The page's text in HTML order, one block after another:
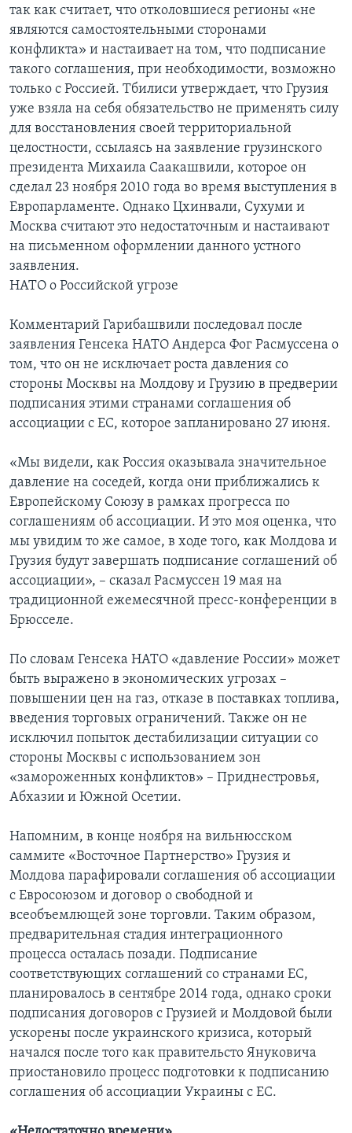
так как считает, что отколовшиеся регионы «не
являются самостоятельными сторонами
конфликта» и настаивает на том, что подписание
такого соглашения, при необходимости, возможно
только с Россией. Тбилиси утверждает, что Грузия
уже взяла на себя обязательство не применять силу
для восстановления своей территориальной
целостности, ссылаясь на заявление грузинского
президента Михаила Саакашвили, которое он
сделал 23 ноября 2010 года во время выступления в
Европарламенте. Однако Цхинвали, Сухуми и
Москва считают это недостаточным и настаивают
на письменном оформлении данного устного
заявления.
НАТО о Российской угрозе
Комментарий Гарибашвили последовал после
заявления Генсека НАТО Андерса Фог Расмуссена о
том, что он не исключает роста давления со
стороны Москвы на Молдову и Грузию в предверии
подписания этими странами соглашения об
ассоциации с ЕС, которое запланировано 27 июня.
«Мы видели, как Россия оказывала значительное
давление на соседей, когда они приближались к
Европейскому Союзу в рамках прогресса по
соглашениям об ассоциации. И это моя оценка, что
мы увидим то же самое, в ходе того, как Молдова и
Грузия будут завершать подписание соглашений об
ассоциации», – сказал Расмуссен 19 мая на
традиционной ежемесячной пресс-конференции в
Брюсселе.
По словам Генсека НАТО «давление России» может
быть выражено в экономических угрозах –
повышении цен на газ, отказе в поставках топлива,
введения торговых ограничений. Также он не
исключил попыток дестабилизации ситуации со
стороны Москвы с использованием зон
«замороженных конфликтов» – Приднестровья,
Абхазии и Южной Осетии.
Напомним, в конце ноября на вильнюсском
саммите «Восточное Партнерство» Грузия и
Молдова парафировали соглашения об ассоциации
с Евросоюзом и договор о свободной и
всеобъемлющей зоне торговли. Таким образом,
предварительная стадия интеграционного
процесса осталась позади. Подписание
соответствующих соглашений со странами ЕС,
планировалось в сентябре 2014 года, однако сроки
подписания договоров с Грузией и Молдовой были
ускорены после украинского кризиса, который
начался после того как правительсто Януковича
приостановило процесс подготовки к подписанию
соглашения об ассоциации Украины с ЕС.